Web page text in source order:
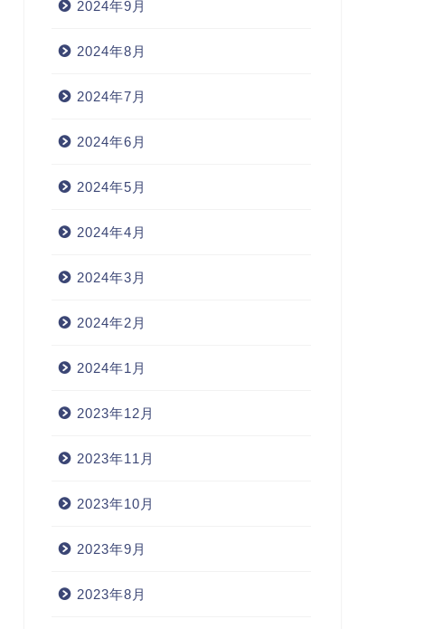
2024年9月
2024年8月
2024年7月
2024年6月
2024年5月
2024年4月
2024年3月
2024年2月
2024年1月
2023年12月
2023年11月
2023年10月
2023年9月
2023年8月